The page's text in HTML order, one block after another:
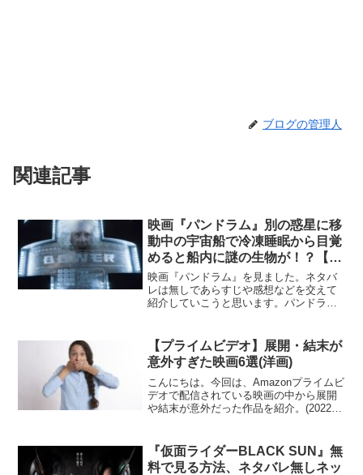
ブログの管理人
関連記事
映画『パンドラム』別の惑星に移
動中の宇宙船で冷凍睡眠から目覚
めると船内に謎の生物が！？【あ
らすじ・感想】
映画『パンドラム』を見ました。ネタバ
レは無しであらすじや感想などを交えて
紹介していこうと思います。パンドラム
画。原題は『Pandorum』Amazonプライ
ムビデ...
【プライムビデオ】展開・結末が
意外すぎた映画6選(洋画)
こんにちは。今回は、Amazonプライムビ
デオで配信されている映画の中から展開
や結末が意外だった作品を紹介。(2022年
声が漏れてしまうような作品をまとめて
いきます。...
『仮面ライダーBLACK SUN』無
料で見る方法、ネタバレ無しネッ